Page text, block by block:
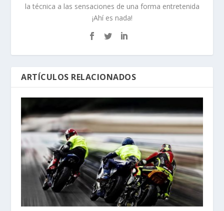
la técnica a las sensaciones de una forma entretenida
¡Ahí es nada!
ARTÍCULOS RELACIONADOS